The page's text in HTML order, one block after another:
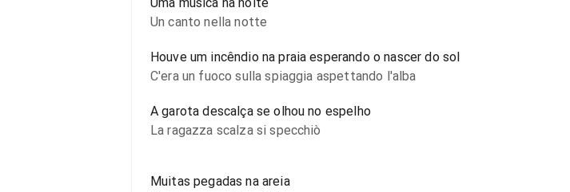
Un canto nella notte
Houve um incêndio na praia esperando o nascer do sol
C'era un fuoco sulla spiaggia aspettando l'alba
A garota descalça se olhou no espelho
La ragazza scalza si specchiò
Muitas pegadas na areia